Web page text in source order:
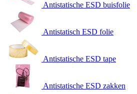
Antistatische ESD buisfolie
Antistatisch ESD folie
Antistatische ESD tape
Antistatische ESD zakken